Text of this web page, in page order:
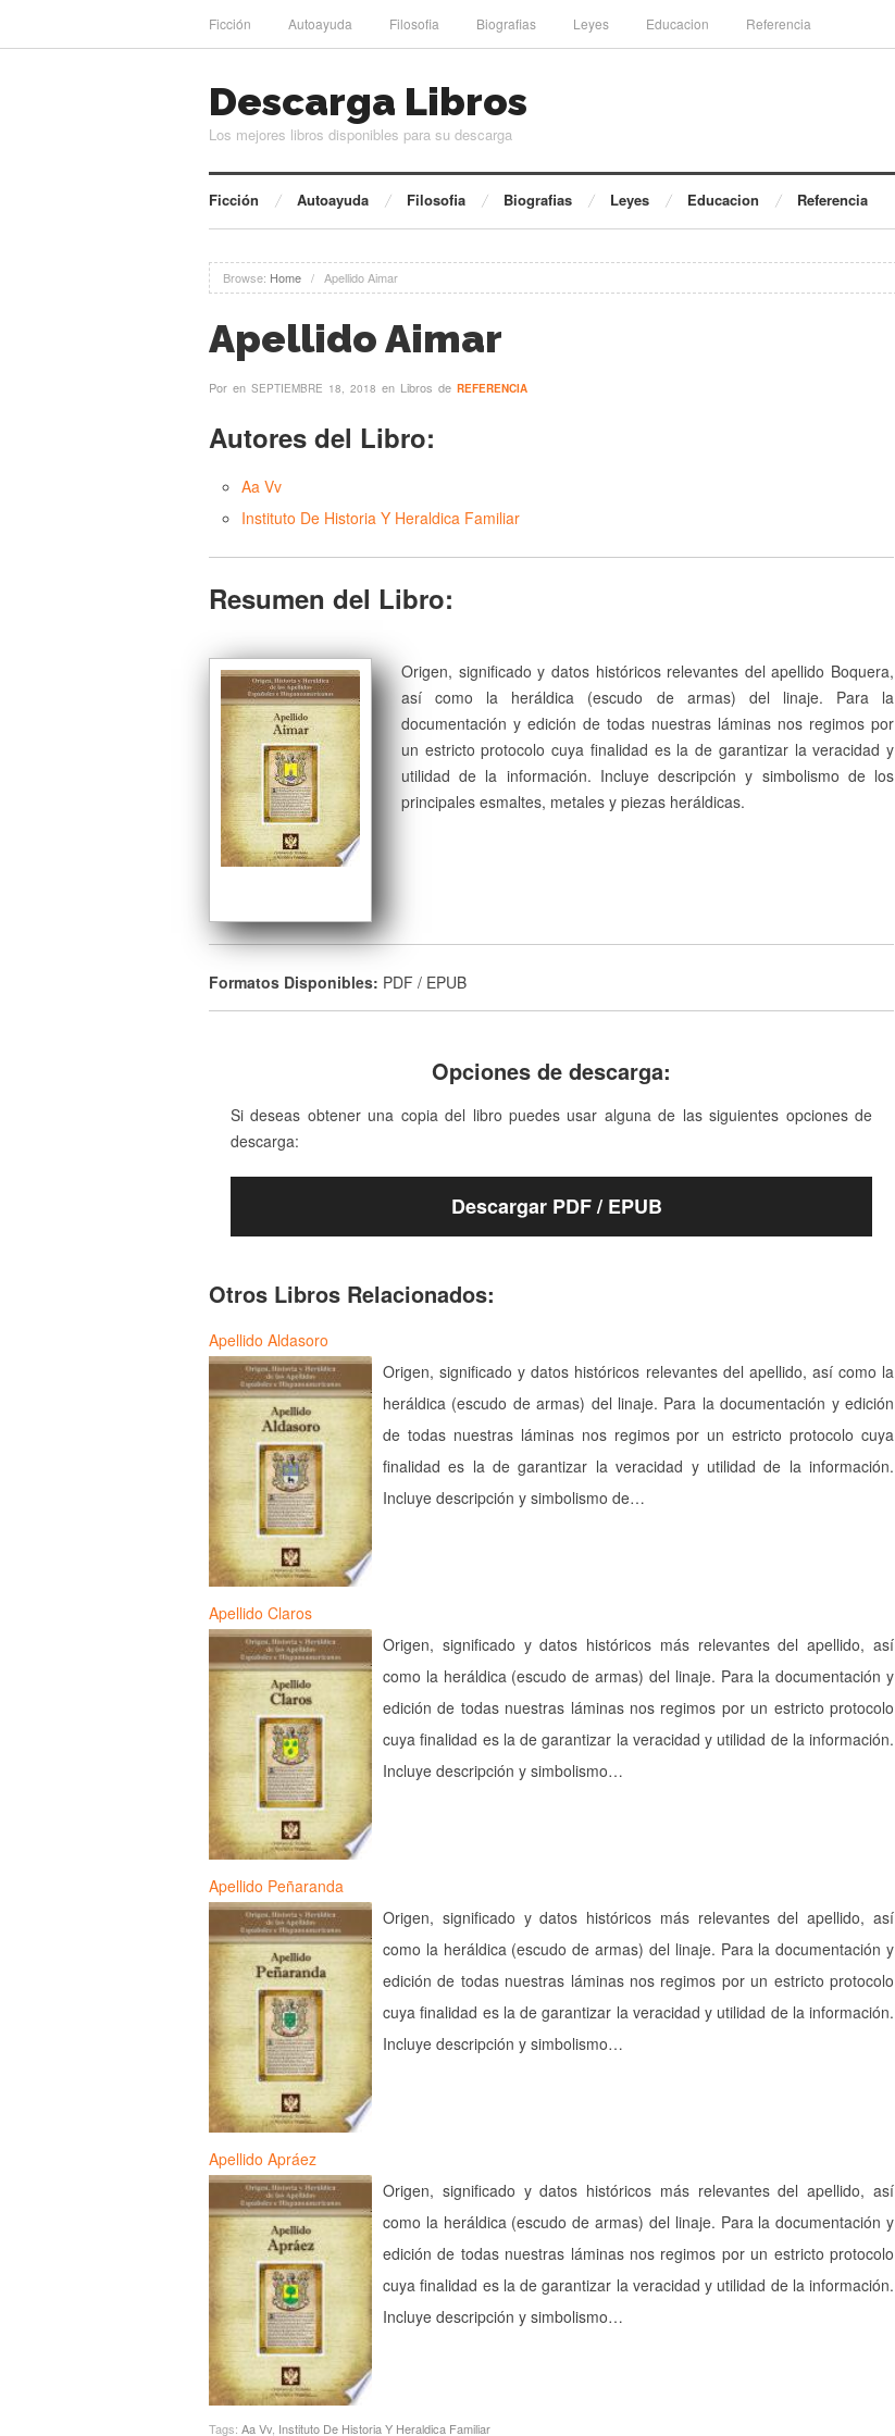
Ficción Autoayuda Filosofia Biografias Leyes Educacion Referencia
Descarga Libros
Los mejores libros disponibles para su descarga
Ficción Autoayuda Filosofia Biografias Leyes Educacion Referencia
Browse: Home / Apellido Aimar
Apellido Aimar
Por en SEPTIEMBRE 18, 2018 en Libros de REFERENCIA
Autores del Libro:
Aa Vv
Instituto De Historia Y Heraldica Familiar
Resumen del Libro:
Origen, significado y datos históricos relevantes del apellido Boquera,
así como la heráldica (escudo de armas) del linaje. Para la
documentación y edición de todas nuestras láminas nos regimos por
un estricto protocolo cuya finalidad es la de garantizar la veracidad y
utilidad de la información. Incluye descripción y simbolismo de los
principales esmaltes, metales y piezas heráldicas.
Formatos Disponibles: PDF / EPUB
Opciones de descarga:
Si deseas obtener una copia del libro puedes usar alguna de las siguientes opciones de
descarga:
Descargar PDF / EPUB
Otros Libros Relacionados:
Apellido Aldasoro
Origen, significado y datos históricos relevantes del apellido, así como la
heráldica (escudo de armas) del linaje. Para la documentación y edición
de todas nuestras láminas nos regimos por un estricto protocolo cuya
finalidad es la de garantizar la veracidad y utilidad de la información.
Incluye descripción y simbolismo de…
Apellido Claros
Origen, significado y datos históricos más relevantes del apellido, así
como la heráldica (escudo de armas) del linaje. Para la documentación y
edición de todas nuestras láminas nos regimos por un estricto protocolo
cuya finalidad es la de garantizar la veracidad y utilidad de la información.
Incluye descripción y simbolismo…
Apellido Peñaranda
Origen, significado y datos históricos más relevantes del apellido, así
como la heráldica (escudo de armas) del linaje. Para la documentación y
edición de todas nuestras láminas nos regimos por un estricto protocolo
cuya finalidad es la de garantizar la veracidad y utilidad de la información.
Incluye descripción y simbolismo…
Apellido Apráez
Origen, significado y datos históricos más relevantes del apellido, así
como la heráldica (escudo de armas) del linaje. Para la documentación y
edición de todas nuestras láminas nos regimos por un estricto protocolo
cuya finalidad es la de garantizar la veracidad y utilidad de la información.
Incluye descripción y simbolismo…
Tags: Aa Vv, Instituto De Historia Y Heraldica Familiar